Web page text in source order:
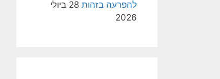
להפרעה בזהות
28 ביולי
2026